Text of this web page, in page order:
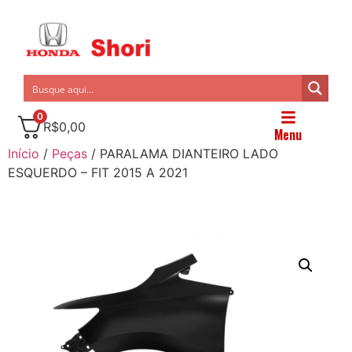
0
R$0,00 Menu
Início / Peças / PARALAMA DIANTEIRO LADO
ESQUERDO – FIT 2015 A 2021